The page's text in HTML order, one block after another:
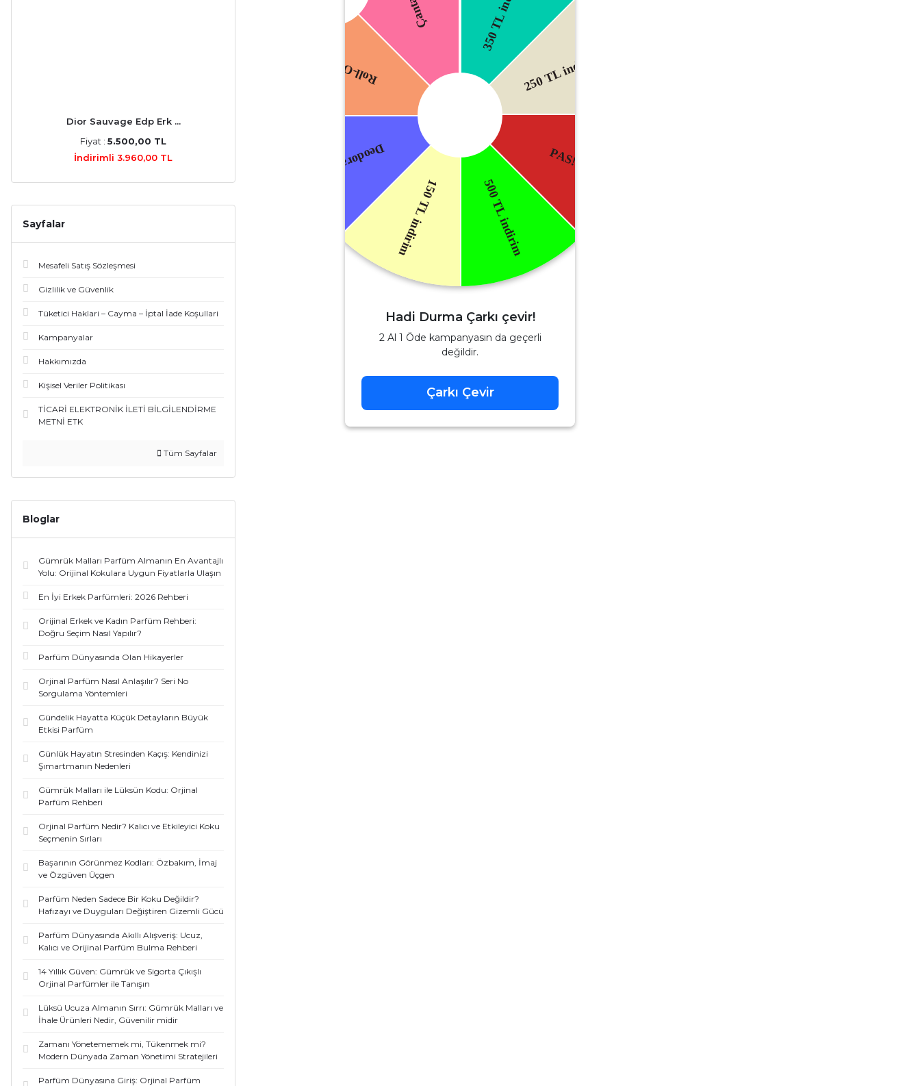
Dior Sauvage Edp Erk ...
Fiyat : 5.500,00 TL
İndirimli 3.960,00 TL
Sayfalar
Mesafeli Satış Sözleşmesi
Gizlilik ve Güvenlik
Tüketici Haklari – Cayma – İptal İade Koşullari
Kampanyalar
Hakkımızda
Kişisel Veriler Politikası
TİCARİ ELEKTRONİK İLETİ BİLGİLENDİRME
METNİ ETK
Tüm Sayfalar
Bloglar
Gümrük Malları Parfüm Almanın En Avantajlı
Yolu: Orijinal Kokulara Uygun Fiyatlarla Ulaşın
En İyi Erkek Parfümleri: 2026 Rehberi
Orijinal Erkek ve Kadın Parfüm Rehberi:
Doğru Seçim Nasıl Yapılır?
Parfüm Dünyasında Olan Hikayerler
Orjinal Parfüm Nasıl Anlaşılır? Seri No
Sorgulama Yöntemleri
Gündelik Hayatta Küçük Detayların Büyük
Etkisi Parfüm
Günlük Hayatın Stresinden Kaçış: Kendinizi
Şımartmanın Nedenleri
Gümrük Malları ile Lüksün Kodu: Orjinal
Parfüm Rehberi
Orjinal Parfüm Nedir? Kalıcı ve Etkileyici Koku
Seçmenin Sırları
Başarının Görünmez Kodları: Özbakım, İmaj
ve Özgüven Üçgen
Parfüm Neden Sadece Bir Koku Değildir?
Hafızayı ve Duyguları Değiştiren Gizemli Gücü
Parfüm Dünyasında Akıllı Alışveriş: Ucuz,
Kalıcı ve Orijinal Parfüm Bulma Rehberi
14 Yıllık Güven: Gümrük ve Sigorta Çıkışlı
Orjinal Parfümler ile Tanışın
Lüksü Ucuza Almanın Sırrı: Gümrük Malları ve
İhale Ürünleri Nedir, Güvenilir midir
Zamanı Yönetememek mi, Tükenmek mi?
Modern Dünyada Zaman Yönetimi Stratejileri
Parfüm Dünyasına Giriş: Orjinal Parfüm
Hadi Durma Çarkı çevir!
2 Al 1 Öde kampanyasın da geçerli
değildir.
Çarkı Çevir